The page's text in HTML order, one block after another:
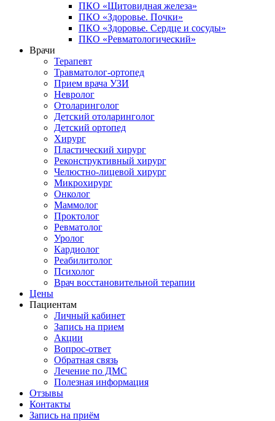
ПКО «Щитовидная железа»
ПКО «Здоровье. Почки»
ПКО «Здоровье. Сердце и сосуды»
ПКО «Ревматологический»
Врачи
Терапевт
Травматолог-ортопед
Прием врача УЗИ
Невролог
Отоларинголог
Детский отоларинголог
Детский ортопед
Хирург
Пластический хирург
Реконструктивный хирург
Челюстно-лицевой хирург
Микрохирург
Онколог
Маммолог
Проктолог
Ревматолог
Уролог
Кардиолог
Реабилитолог
Психолог
Врач восстановительной терапии
Цены
Пациентам
Личный кабинет
Запись на прием
Акции
Вопрос-ответ
Обратная связь
Лечение по ДМС
Полезная информация
Отзывы
Контакты
Запись на приём